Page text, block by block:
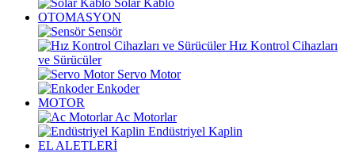
Solar Kablo
OTOMASYON
Sensör
Hız Kontrol Cihazları
ve Sürücüler
Servo Motor
Enkoder
MOTOR
Ac Motorlar
Endüstriyel Kaplin
EL ALETLERİ